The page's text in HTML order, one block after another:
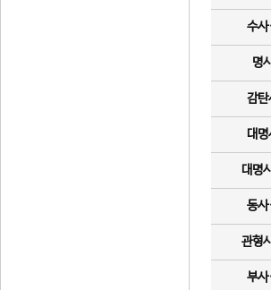
수
명
감
대
대명
동
관형
부